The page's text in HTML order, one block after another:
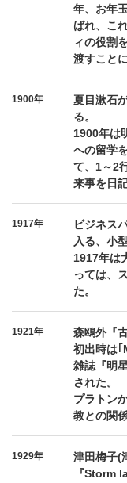
年、お年
ばれ、こ
ィの役割
渡すこと
1900年
夏目漱石
る。
1900年は
への留学
て、1～2
来事を日
1917年
ビジネス
入る、小
1917年は
っては、
た。
1921年
森鴎外『
初出時は｢
雑誌『明
された。
プラトン
教との関
1929年
津田梅子(
『Storm